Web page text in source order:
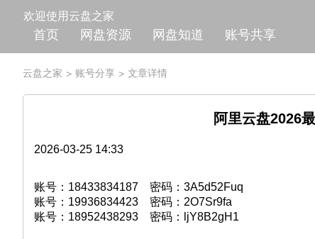
欢迎使用云盘之家
首页 网盘资源 网盘知道 账号共享
云盘之家 > 账号分享 > 文章详情
阿里云盘2026
2026-03-25 14:33
账号：18433834187 密码：3A5d52Fuq
账号：19936834423 密码：2O7Sr9fa
账号：18952438293 密码：ljY8B2gH1